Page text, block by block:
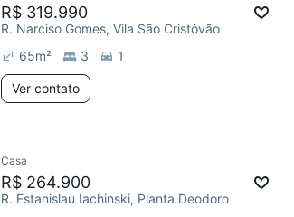
R$ 319.990
R. Narciso Gomes, Vila São Cristóvão
65m² 3 1
Ver contato
Casa
R$ 264.900
R. Estanislau Iachinski, Planta Deodoro